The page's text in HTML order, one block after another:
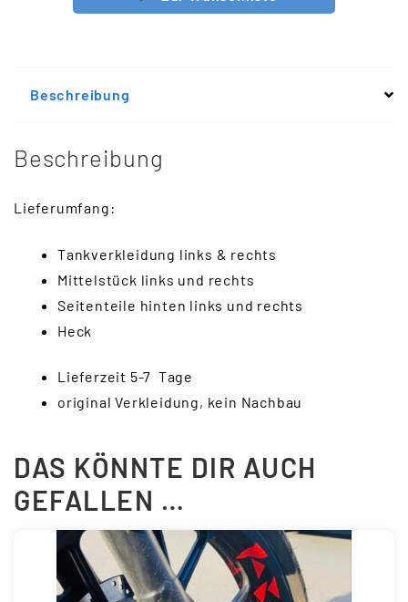
Beschreibung
Beschreibung
Lieferumfang:
Tankverkleidung links & rechts
Mittelstück links und rechts
Seitenteile hinten links und rechts
Heck
Lieferzeit 5-7 Tage
original Verkleidung, kein Nachbau
DAS KÖNNTE DIR AUCH
GEFALLEN …